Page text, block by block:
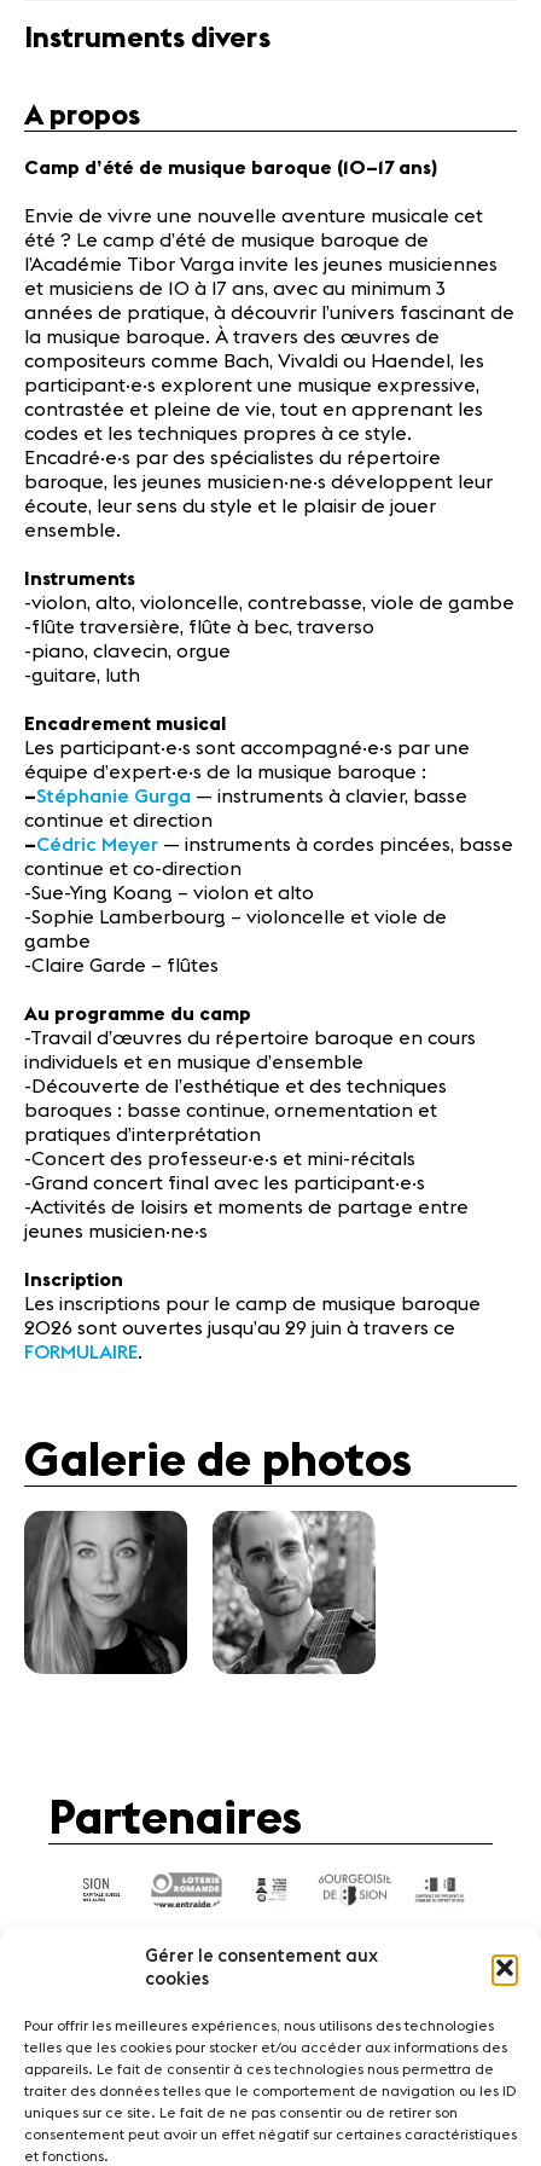
Gérer le consentement aux
cookies
Pour offrir les meilleures expériences, nous utilisons des technologies
telles que les cookies pour stocker et/ou accéder aux informations des
appareils. Le fait de consentir à ces technologies nous permettra de
traiter des données telles que le comportement de navigation ou les ID
uniques sur ce site. Le fait de ne pas consentir ou de retirer son
consentement peut avoir un effet négatif sur certaines caractéristiques
et fonctions.
Partenaires
Actualités
Médiation
Médias
Revue de
presse
Emplois
A propos
Mentions
légales
Contact
Instruments divers
A propos
Camp d’été de musique baroque (10–17 ans)
Envie de vivre une nouvelle aventure musicale cet
été ? Le camp d’été de musique baroque de
l’Académie Tibor Varga invite les jeunes musiciennes
et musiciens de 10 à 17 ans, avec au minimum 3
années de pratique, à découvrir l’univers fascinant de
la musique baroque. À travers des œuvres de
compositeurs comme Bach, Vivaldi ou Haendel, les
participant·e·s explorent une musique expressive,
contrastée et pleine de vie, tout en apprenant les
codes et les techniques propres à ce style.
Encadré·e·s par des spécialistes du répertoire
baroque, les jeunes musicien·ne·s développent leur
écoute, leur sens du style et le plaisir de jouer
ensemble.
Instruments
-violon, alto, violoncelle, contrebasse, viole de gambe
-flûte traversière, flûte à bec, traverso
-piano, clavecin, orgue
-guitare, luth
Encadrement musical
Les participant·e·s sont accompagné·e·s par une
équipe d’expert·e·s de la musique baroque :
–Stéphanie Gurga — instruments à clavier, basse
continue et direction
–Cédric Meyer — instruments à cordes pincées, basse
continue et co-direction
-Sue-Ying Koang – violon et alto
-Sophie Lamberbourg – violoncelle et viole de
gambe
-Claire Garde – flûtes
Au programme du camp
-Travail d’œuvres du répertoire baroque en cours
individuels et en musique d’ensemble
-Découverte de l’esthétique et des techniques
baroques : basse continue, ornementation et
pratiques d’interprétation
-Concert des professeur·e·s et mini-récitals
-Grand concert final avec les participant·e·s
-Activités de loisirs et moments de partage entre
jeunes musicien·ne·s
Inscription
Les inscriptions pour le camp de musique baroque
2026 sont ouvertes jusqu’au 29 juin à travers ce
FORMULAIRE.
Galerie de photos
Partenaires
ActualitésConcertsBénévoles
Médiation
Revue de presse